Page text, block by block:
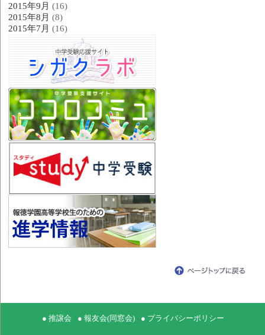
2015年9月 (16)
2015年8月 (8)
2015年7月 (16)
● 推譲会 ● 報友会(同窓会) ● プライバシーポリシー